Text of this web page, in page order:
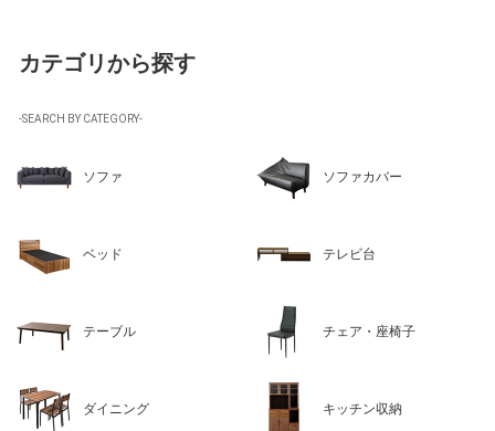
カテゴリから探す
-SEARCH BY CATEGORY-
ソファ ソファカバー
ベッド テレビ台
テーブル チェア・座椅子
ダイニング キッチン収納